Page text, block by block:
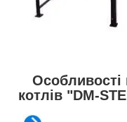
Особливості
котлів "DM-